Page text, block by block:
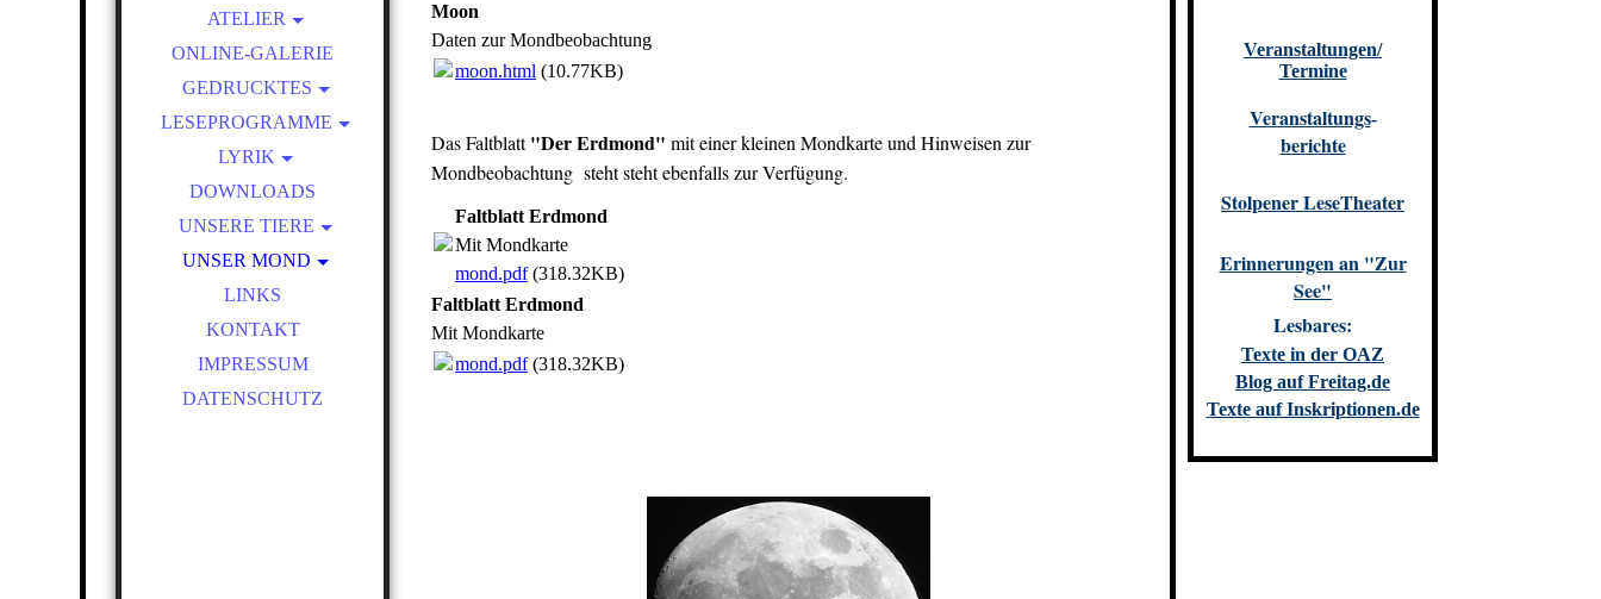
ATELIER
ZEICHENZIRKEL
ONLINE-GALERIE
GEDRUCKTES
KALENDER
LESEPROGRAMME
ONLINE-LESUNGEN
LYRIK
FOTOHAIKU/FOTOLYRIK
DOWNLOADS
UNSERE TIERE
WILDTIERBEOBACHTUNG
UNSER MOND
MOND AKTUELL
LINKS
KONTAKT
IMPRESSUM
DATENSCHUTZ
Moon
Daten zur Mondbeobachtung
moon.html (10.77KB)
Das Faltblatt"Der Erdmond" mit einer kleinen Mondkarte und Hinweisen zur
Mondbeobachtung steht steht ebenfalls zur Verfügung.
Faltblatt Erdmond
Mit Mondkarte
mond.pdf(318.32KB)
Faltblatt Erdmond
Mit Mondkarte
mond.pdf(318.32KB)
Veranstaltungen/
Termine
Veranstaltungs-
berichte
Stolpener LeseTheater
Erinnerungen an "Zur
See"
Lesbares:
Texte in der OAZ
Blog auf Freitag.de
Texte auf Inskriptionen.de